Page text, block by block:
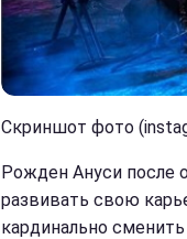
Скриншот фото
Рожден Ануси после
развивать свою
кардинально